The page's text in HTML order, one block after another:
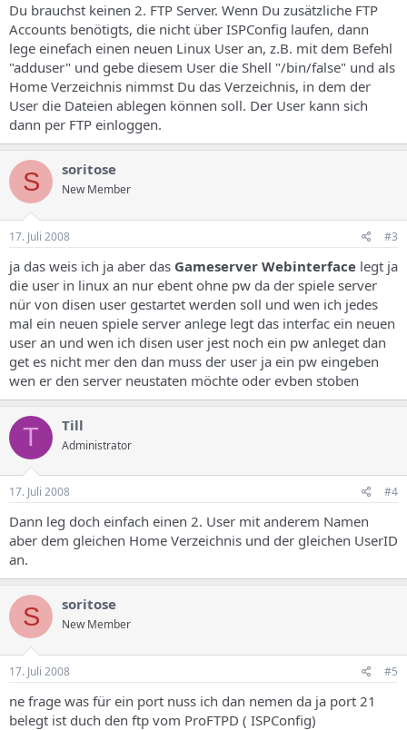
Du brauchst keinen 2. FTP Server. Wenn Du zusätzliche FTP
Accounts benötigts, die nicht über ISPConfig laufen, dann
lege einefach einen neuen Linux User an, z.B. mit dem Befehl
"adduser" und gebe diesem User die Shell "/bin/false" und als
Home Verzeichnis nimmst Du das Verzeichnis, in dem der
User die Dateien ablegen können soll. Der User kann sich
dann per FTP einloggen.
S soritose
New Member
17. Juli 2008 #3
ja das weis ich ja aber das Gameserver Webinterface legt ja
die user in linux an nur ebent ohne pw da der spiele server
nür von disen user gestartet werden soll und wen ich jedes
mal ein neuen spiele server anlege legt das interfac ein neuen
user an und wen ich disen user jest noch ein pw anleget dan
get es nicht mer den dan muss der user ja ein pw eingeben
wen er den server neustaten möchte oder evben stoben
T Till
Administrator
17. Juli 2008 #4
Dann leg doch einfach einen 2. User mit anderem Namen
aber dem gleichen Home Verzeichnis und der gleichen UserID
an.
S soritose
New Member
17. Juli 2008 #5
ne frage was für ein port nuss ich dan nemen da ja port 21
belegt ist duch den ftp vom ProFTPD ( ISPConfig)